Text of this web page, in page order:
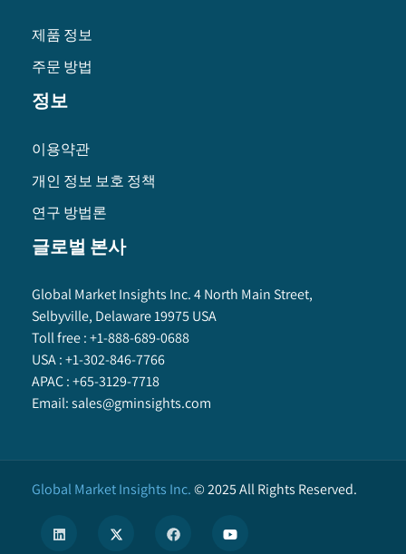
제품 정보
주문 방법
정보
이용약관
개인 정보 보호 정책
연구 방법론
글로벌 본사
Global Market Insights Inc. 4 North Main Street,
Selbyville, Delaware 19975 USA
Toll free :+1-888-689-0688
USA :+1-302-846-7766
APAC :+65-3129-7718
Email:sales@gminsights.com
Global Market Insights Inc.©2025All Rights Reserved.